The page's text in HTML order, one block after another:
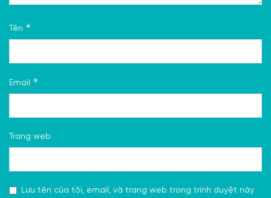
Tên *
Email *
Trang web
Lưu tên của tôi, email, và trang web trong trình duyệt này